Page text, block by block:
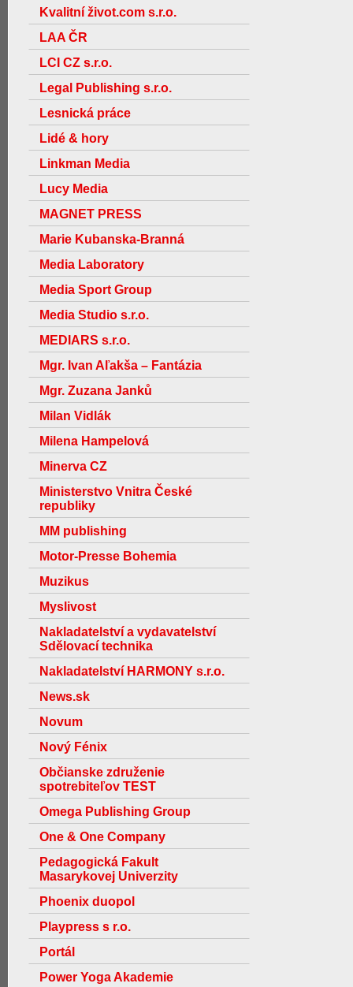
Kvalitní život.com s.r.o.
LAA ČR
LCI CZ s.r.o.
Legal Publishing s.r.o.
Lesnická práce
Lidé & hory
Linkman Media
Lucy Media
MAGNET PRESS
Marie Kubanska-Branná
Media Laboratory
Media Sport Group
Media Studio s.r.o.
MEDIARS s.r.o.
Mgr. Ivan Aľakša – Fantázia
Mgr. Zuzana Janků
Milan Vidlák
Milena Hampelová
Minerva CZ
Ministerstvo Vnitra České
republiky
MM publishing
Motor-Presse Bohemia
Muzikus
Myslivost
Nakladatelství a vydavatelství
Sdělovací technika
Nakladatelství HARMONY s.r.o.
News.sk
Novum
Nový Fénix
Občianske združenie
spotrebiteľov TEST
Omega Publishing Group
One & One Company
Pedagogická Fakult
Masarykovej Univerzity
Phoenix duopol
Playpress s r.o.
Portál
Power Yoga Akademie